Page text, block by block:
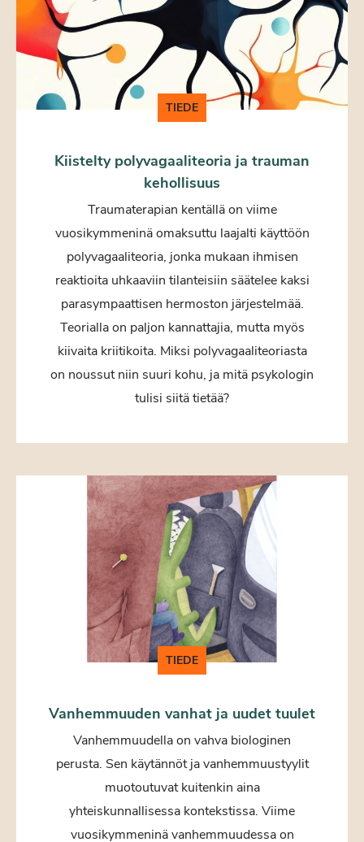
TIEDE
Kiistelty polyvagaaliteoria ja trauman
kehollisuus
Traumaterapian kentällä on viime
vuosikymmeninä omaksuttu laajalti käyttöön
polyvagaaliteoria, jonka mukaan ihmisen
reaktioita uhkaaviin tilanteisiin säätelee kaksi
parasympaattisen hermoston järjestelmää.
Teorialla on paljon kannattajia, mutta myös
kiivaita kriitikoita. Miksi polyvagaaliteoriasta
on noussut niin suuri kohu, ja mitä psykologin
tulisi siitä tietää?
TIEDE
Vanhemmuuden vanhat ja uudet tuulet
Vanhemmuudella on vahva biologinen
perusta. Sen käytännöt ja vanhemmuustyylit
muotoutuvat kuitenkin aina
yhteiskunnallisessa kontekstissa. Viime
vuosikymmeninä vanhemmuudessa on